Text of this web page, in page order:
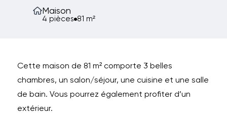
Maison
4 pièces 81 m²
Cette maison de 81 m² comporte 3 belles
chambres, un salon/séjour, une cuisine et une salle
de bain. Vous pourrez également profiter d’un
extérieur.